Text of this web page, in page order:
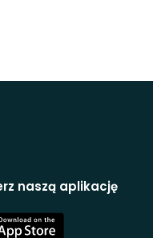
naszą aplikację